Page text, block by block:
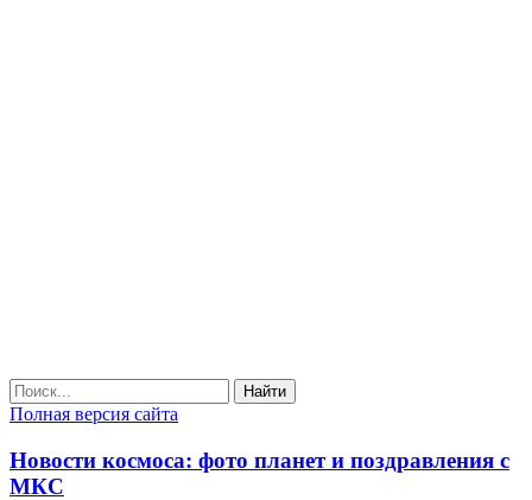
Найти
Полная версия сайта
Новости космоса: фото планет и поздравления с
МКС